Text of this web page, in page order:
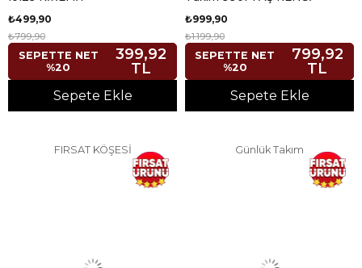
₺499,90
₺799,90
SEPETTE NET
%20
399,92
TL
Sepete Ekle
₺999,90
₺1.199,90
SEPETTE NET
%20
799,92
TL
Sepete Ekle
FIRSAT KÖŞESİ Günlük Takım